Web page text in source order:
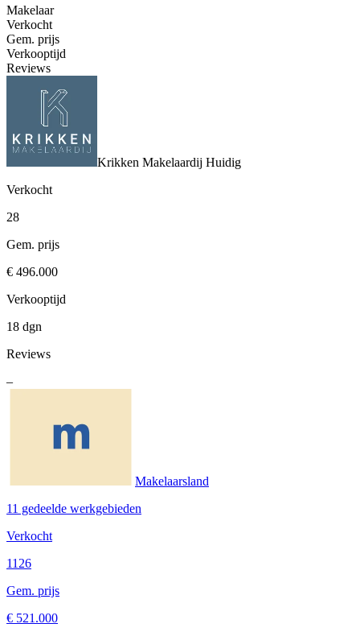
Makelaar
Verkocht
Gem. prijs
Verkooptijd
Reviews
Krikken Makelaardij Huidig
Verkocht
28
Gem. prijs
€ 496.000
Verkooptijd
18 dgn
Reviews
–
Makelaarsland
11 gedeelde werkgebieden
Verkocht
1126
Gem. prijs
€ 521.000